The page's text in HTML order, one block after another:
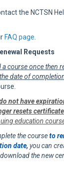
the NCTSN
FAQ page
Requests
course once then
date of
not have
resets
education
the courseto
date, you can
the new